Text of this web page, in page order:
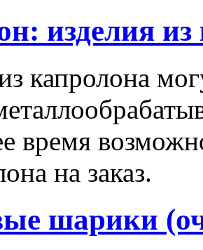
изделия из
капролона
время
на заказ.
шарики